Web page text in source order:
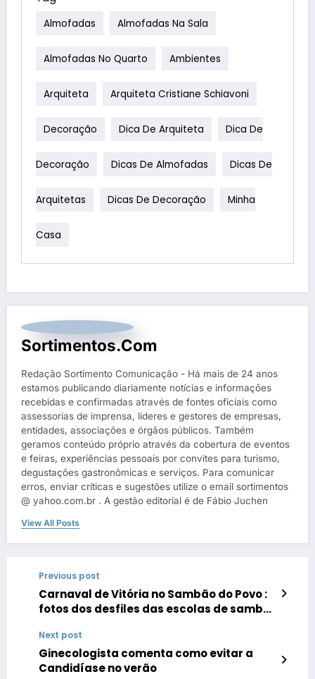
Almofadas Almofadas Na Sala
Almofadas No Quarto Ambientes
Arquiteta Arquiteta Cristiane Schiavoni
Decoração Dica De Arquiteta Dica De
Decoração Dicas De Almofadas Dicas De
Arquitetas Dicas De Decoração Minha
Casa
Sortimentos.com
Redação Sortimento Comunicação - Há mais de 24 anos
estamos publicando diariamente notícias e informações
recebidas e confirmadas através de fontes oficiais como
assessorias de imprensa, líderes e gestores de empresas,
entidades, associações e órgãos públicos. Também
geramos conteúdo próprio através da cobertura de eventos
e feiras, experiências pessoais por convites para turismo,
degustações gastronômicas e serviços. Para comunicar
erros, enviar críticas e sugestões utilize o email sortimentos
@ yahoo.com.br . A gestão editorial é de Fábio Juchen
View All Posts
Previous post
Carnaval de Vitória no Sambão do Povo :
fotos dos desfiles das escolas de samba
2023 e 2024
Next post
Ginecologista comenta como evitar a
Candidíase no verão